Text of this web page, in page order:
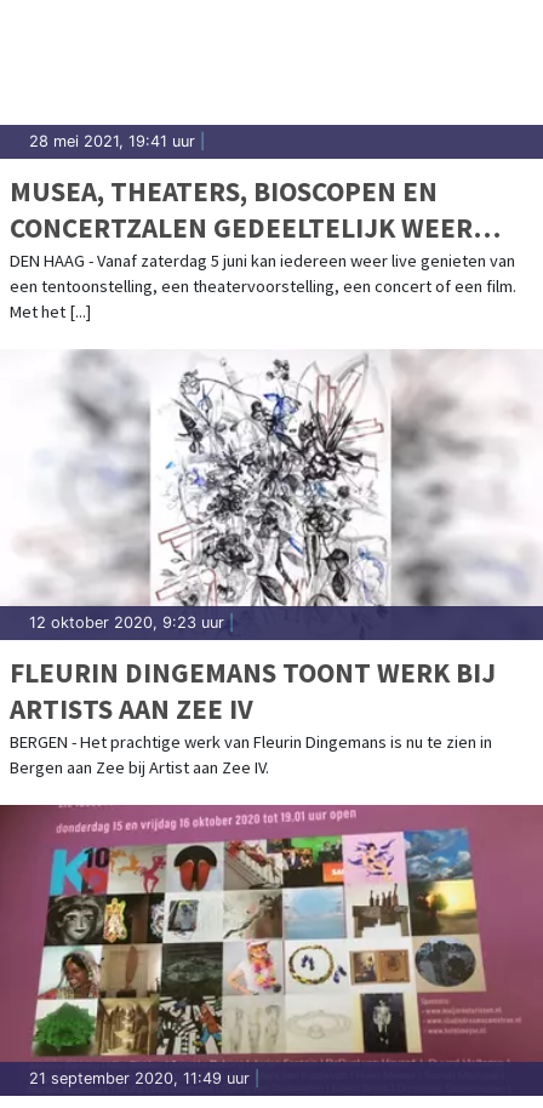
28 mei 2021, 19:41 uur
MUSEA, THEATERS, BIOSCOPEN EN
CONCERTZALEN GEDEELTELIJK WEER
OPEN VOOR PUBLIEK
DEN HAAG - Vanaf zaterdag 5 juni kan iedereen weer live genieten van
een tentoonstelling, een theatervoorstelling, een concert of een film.
Met het [...]
12 oktober 2020, 9:23 uur |
FLEURIN DINGEMANS TOONT WERK BIJ
ARTISTS AAN ZEE IV
BERGEN - Het prachtige werk van Fleurin Dingemans is nu te zien in
Bergen aan Zee bij Artist aan Zee IV.
21 september 2020, 11:49 uur